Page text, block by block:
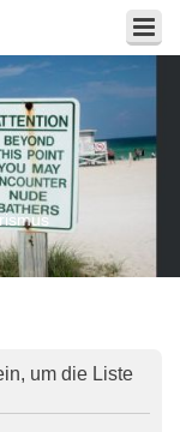
um die Liste